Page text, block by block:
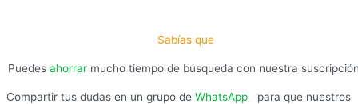
Sabías que
Puedes ahorrar mucho tiempo de búsqueda con nuestra
Compartir tus dudas en un grupo de WhatsApp
para que nuestros